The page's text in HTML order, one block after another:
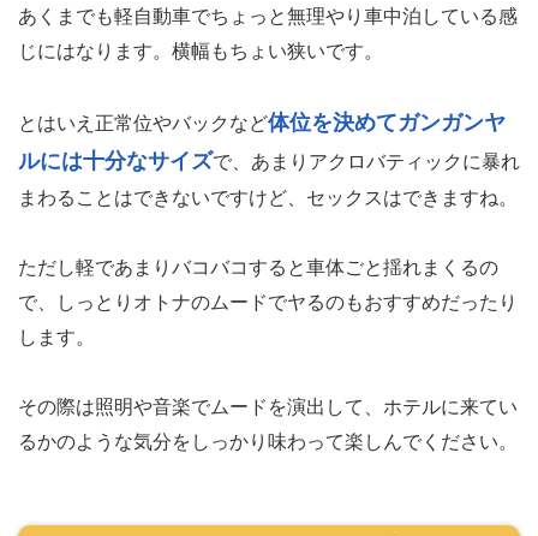
あくまでも軽自動車でちょっと無理やり車中泊している感
じにはなります。横幅もちょい狭いです。
とはいえ正常位やバックなど体位を決めてガンガンヤ
ルには十分なサイズで、あまりアクロバティックに暴れ
まわることはできないですけど、セックスはできますね。
ただし軽であまりバコバコすると車体ごと揺れまくるの
で、しっとりオトナのムードでヤるのもおすすめだったり
します。
その際は照明や音楽でムードを演出して、ホテルに来てい
るかのような気分をしっかり味わって楽しんでください。